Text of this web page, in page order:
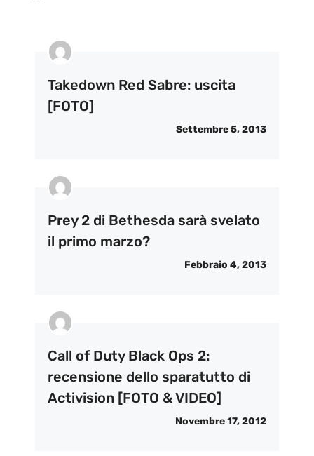
Takedown Red Sabre: uscita
[FOTO]
Settembre 5, 2013
Prey 2 di Bethesda sarà svelato
il primo marzo?
Febbraio 4, 2013
Call of Duty Black Ops 2:
recensione dello sparatutto di
Activision [FOTO & VIDEO]
Novembre 17, 2012